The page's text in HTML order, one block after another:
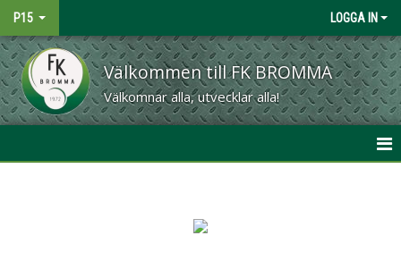
P15 LOGGA IN
Välkommen till FK BROMMA
Välkomnar alla, utvecklar alla!